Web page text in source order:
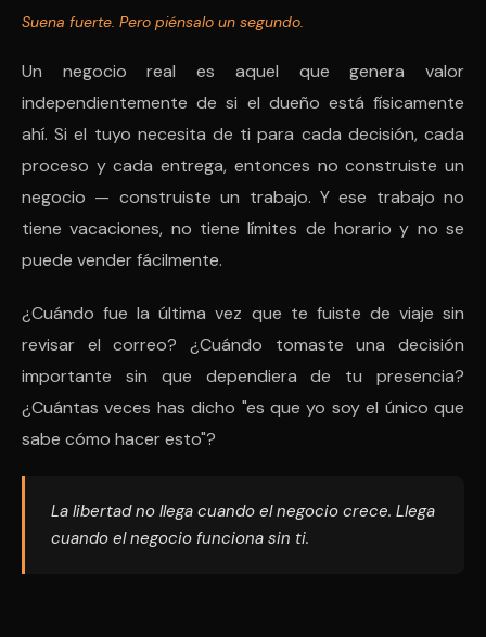
Suena fuerte. Pero piénsalo un segundo.
Un negocio real es aquel que genera valor
independientemente de si el dueño está físicamente
ahí. Si el tuyo necesita de ti para cada decisión, cada
proceso y cada entrega, entonces no construiste un
negocio — construiste un trabajo. Y ese trabajo no
tiene vacaciones, no tiene límites de horario y no se
puede vender fácilmente.
¿Cuándo fue la última vez que te fuiste de viaje sin
revisar el correo? ¿Cuándo tomaste una decisión
importante sin que dependiera de tu presencia?
¿Cuántas veces has dicho "es que yo soy el único que
sabe cómo hacer esto"?
La libertad no llega cuando el negocio crece. Llega
cuando el negocio funciona sin ti.